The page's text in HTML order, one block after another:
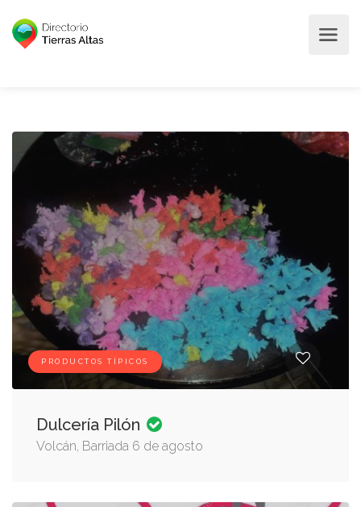
PRODUCTOS TÍPICOS
Dulcería Pilón
Volcán, Barriada 6 de agosto